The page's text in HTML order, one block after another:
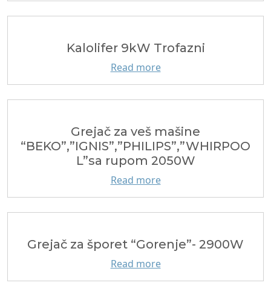
Kalolifer 9kW Trofazni
Read more
Grejač za veš mašine
“BEKO”,”IGNIS”,”PHILIPS”,”WHIRPOO
L”sa rupom 2050W
Read more
Grejač za šporet “Gorenje”- 2900W
Read more